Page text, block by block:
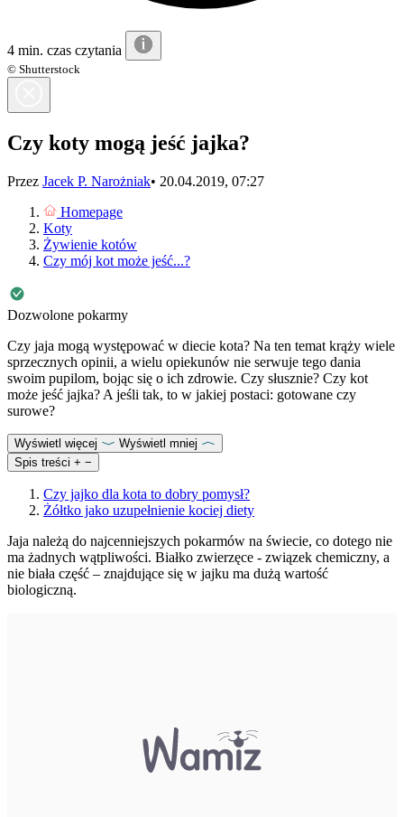
4 min. czas czytania
© Shutterstock
Czy koty mogą jeść jajka?
Przez Jacek P. Narożniak• 20.04.2019, 07:27
Homepage
Koty
Żywienie kotów
Czy mój kot może jeść...?
Dozwolone pokarmy
Czy jaja mogą występować w diecie kota? Na ten temat krąży wiele
sprzecznych opinii, a wielu opiekunów nie serwuje tego dania
swoim pupilom, bojąc się o ich zdrowie. Czy słusznie? Czy kot
może jeść jajka? A jeśli tak, to w jakiej postaci: gotowane czy
surowe?
Wyświetl więcej
Wyświetl mniej
Spis treści + −
Czy jajko dla kota to dobry pomysł?
Żółtko jako uzupełnienie kociej diety
Jaja należą do najcenniejszych pokarmów na świecie, co dotego nie
ma żadnych wątpliwości. Białko zwierzęce - związek chemiczny, a
nie biała część – znajdujące się w jajku ma dużą wartość
biologiczną.